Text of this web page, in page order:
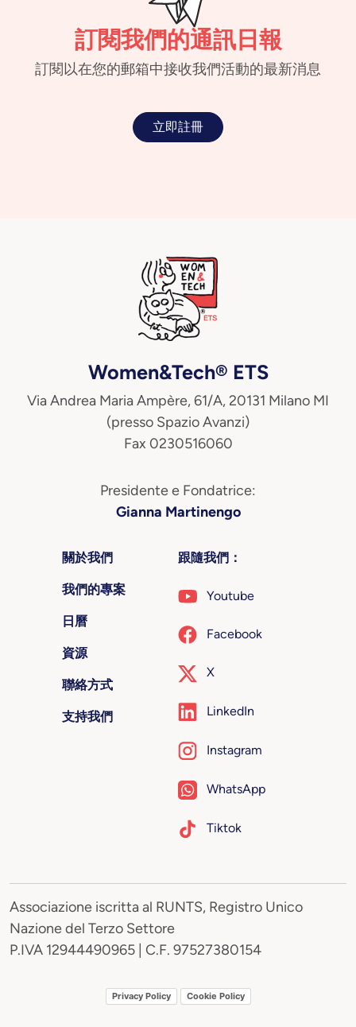
訂閱我們的通訊日報
訂閱以在您的郵箱中接收我們活動的最新消息
立即註冊
Women&Tech® ETS
Via Andrea Maria Ampère, 61/A, 20131 Milano MI
(presso Spazio Avanzi)
Fax 0230516060
Presidente e Fondatrice:
Gianna Martinengo
關於我們
我們的專案
日曆
資源
聯絡方式
支持我們
跟隨我們：
Youtube
Facebook
X
LinkedIn
Instagram
WhatsApp
Tiktok
Associazione iscritta al RUNTS, Registro Unico
Nazione del Terzo Settore
P.IVA 12944490965 | C.F. 97527380154
Privacy Policy Cookie Policy